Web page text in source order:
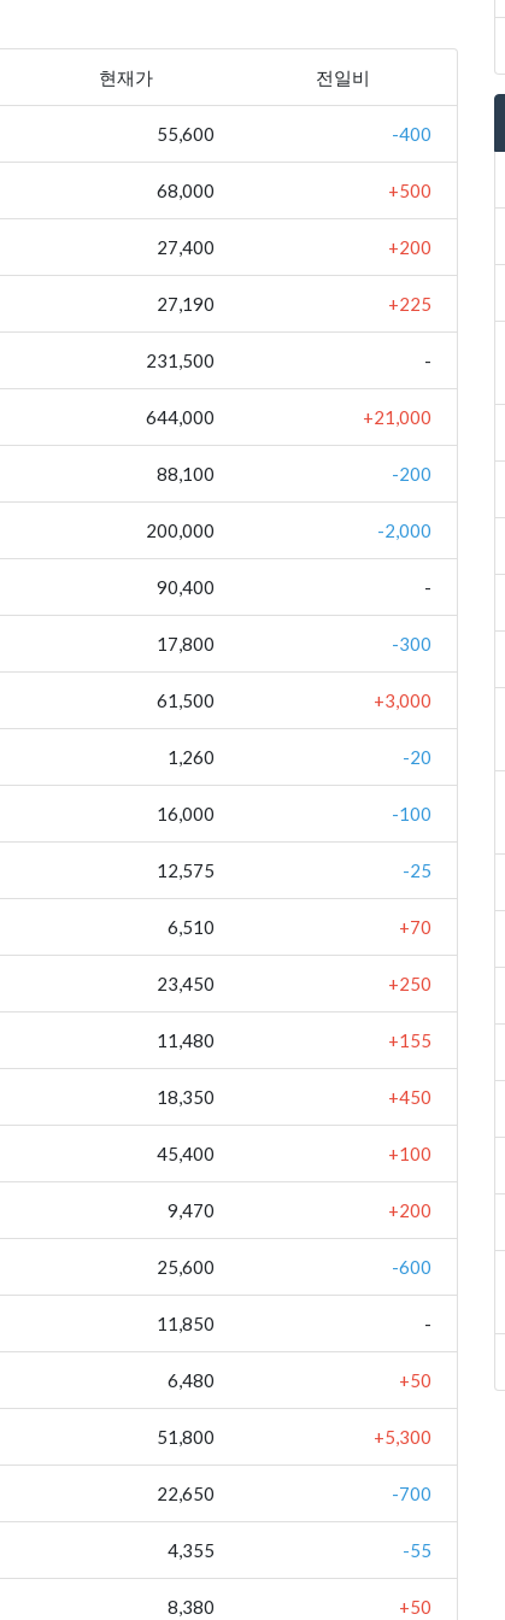
현재가 전일비
55,600 -400
68,000 +500
27,400 +200
27,190 +225
231,500 -
644,000 +21,000
88,100 -200
200,000 -2,000
90,400 -
17,800 -300
61,500 +3,000
1,260 -20
16,000 -100
12,575 -25
6,510 +70
23,450 +250
11,480 +155
18,350 +450
45,400 +100
9,470 +200
25,600 -600
11,850 -
6,480 +50
51,800 +5,300
22,650 -700
4,355 -55
8,380 +50